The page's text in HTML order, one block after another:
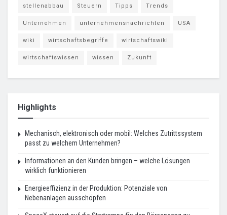
stellenabbau Steuern Tipps Trends
Unternehmen unternehmensnachrichten USA
wiki wirtschaftsbegriffe wirtschaftswiki
wirtschaftswissen wissen Zukunft
Highlights
Mechanisch, elektronisch oder mobil: Welches Zutrittssystem
passt zu welchem Unternehmen?
Informationen an den Kunden bringen – welche Lösungen
wirklich funktionieren
Energieeffizienz in der Produktion: Potenziale von
Nebenanlagen ausschöpfen